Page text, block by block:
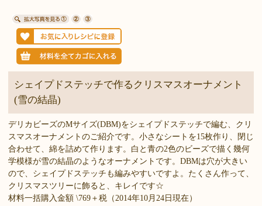
シェイプドステッチで作るクリスマスオーナメント
(雪の結晶)
デリカビーズのMサイズ(DBM)をシェイプドステッチで編む、クリ
スマスオーナメントのご紹介です。小さなシートを15枚作り、閉じ
合わせて、綿を詰めて作ります。白と青の2色のビーズで描く幾何
学模様が雪の結晶のようなオーナメントです。DBMは穴が大きい
ので、シェイプドステッチも編みやすいですよ。たくさん作って、
クリスマスツリーに飾ると、キレイです☆
材料一括購入金額 \769＋税（2014年10月24日現在）